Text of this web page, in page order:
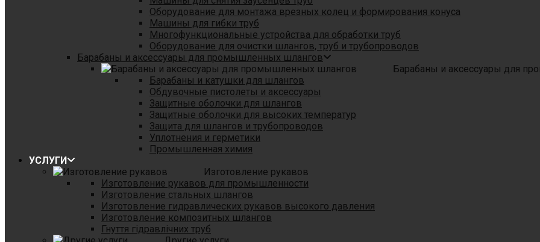
Оборудование для монтажа врезных колец и формирования конуса
Машины для гибки труб
Многофункциональные устройства для обработки труб
Оборудование для очистки шлангов, труб и трубопроводов
Барабаны и аксессуары для промышленных шлангов
Барабаны и аксессуары для
Барабаны и катушки для шлангов
Обдувочные пистолеты и аксессуары
Защитные оболочки для шлангов
Защитные оболочки для высоких температур
Защита для шлангов и трубопроводов
Уплотнения и герметики
Промышленная химия
УСЛУГИ
Изготовление рукавов
Изготовление рукавов для промышленности
Изготовление стальных шлангов
Изготовление гидравлических рукавов высокого давления
Изготовление композитных шлангов
Гнуття гідравлічних труб